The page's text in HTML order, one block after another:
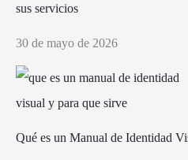
sus servicios
30 de mayo de 2026
Qué es un Manual de Identidad